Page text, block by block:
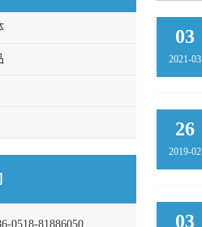
0518-81886050
03
2021-03
26
2019-02
03